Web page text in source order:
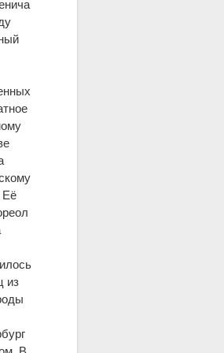
Её
из